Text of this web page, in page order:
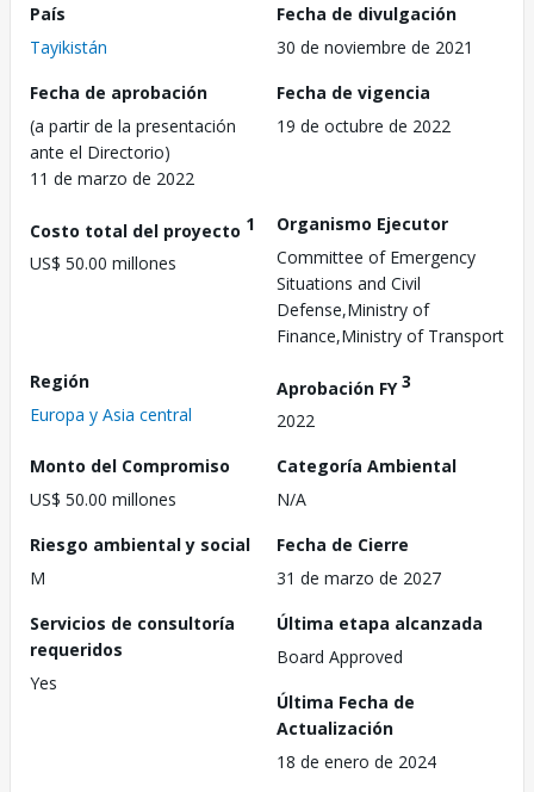
País
Tayikistán
Fecha de divulgación
30 de noviembre de 2021
Fecha de aprobación
(a partir de la presentación
ante el Directorio)
11 de marzo de 2022
Fecha de vigencia
19 de octubre de 2022
Costo total del proyecto 1
US$ 50.00 millones
Organismo Ejecutor
Committee of Emergency
Situations and Civil
Defense,Ministry of
Finance,Ministry of Transport
Región
Europa y Asia central
Aprobación FY3
2022
Monto del Compromiso
US$ 50.00 millones
Categoría Ambiental
N/A
Riesgo ambiental y social
M
Fecha de Cierre
31 de marzo de 2027
Servicios de consultoría
requeridos
Yes
Última etapa alcanzada
Board Approved
Última Fecha de
Actualización
18 de enero de 2024